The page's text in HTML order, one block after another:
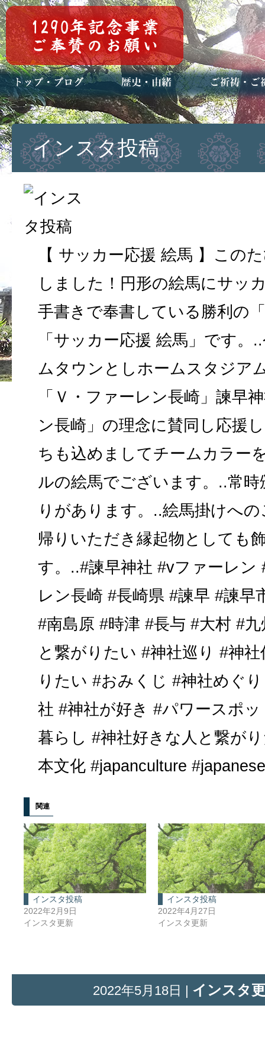
トップページ
ブログ(日々八百万)
お知らせ一覧 歴史・ご祭神
年中行事
メディア掲載 ご祈祷・ご祈
安産祈願
初宮参り
七五三詣
長寿のお祝い
神前結婚式
厄祓い・方位
車のお祓い
地鎮祭
神葬祭（神式
インスタ投稿
【 サッカー応援 絵馬 】この
しました！円形の絵馬にサッ
手書きで奉書している勝利の
「サッカー応援 絵馬」です。
ムタウンとしホームスタジア
「Ｖ・ファーレン長崎」諫早
ン長崎」の理念に賛同し応援
ちも込めましてチームカラー
ルの絵馬でございます。..常
りがあります。..絵馬掛けへ
帰りいただき縁起物としても
す。..#諫早神社 #vファーレン
レン長崎 #長崎県 #諫早 #諫早
#南島原 #時津 #長与 #大村 #
と繋がりたい #神社巡り #神
りたい #おみくじ #神社めぐ
社 #神社が好き #パワースポ
暮らし #神社好きな人と繋が
本文化 #japanculture
関連
インスタ投稿
2022年2月9日
インスタ更新
インスタ投稿
2022年4月27日
インスタ更新
2022年5月18日 | インスタ